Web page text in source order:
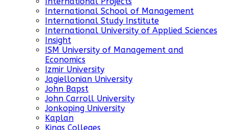
International School of Management
International Study Institute
International University of Applied Sciences
Insight
ISM University of Management and
Economics
Izmir University
Jagiellonian University
John Bapst
John Carroll University
Jonkoping University
Kaplan
Kings Colleges